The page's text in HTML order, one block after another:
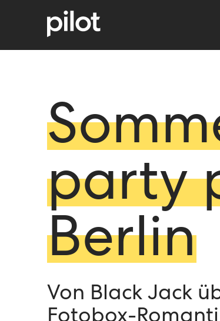
party
Berlin
Von Black Jack